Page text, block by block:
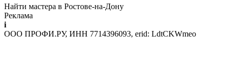
Найти мастера в Ростове-на-Дону
Реклама
i
ООО ПРОФИ.РУ, ИНН 7714396093, erid: LdtCKWmeo